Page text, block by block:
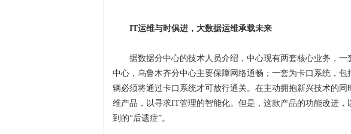
IT运维与时俱进，大数据运维承载未来
据数据分中心的技术人员介绍，中心现有两套核心业务，
中心，乌鲁木齐分中心主要保障网络通畅；一套为卡口系统，
辆必须将通过卡口系统才可放行通关。在主动拥抱新兴技术的
维产品，以寻求IT管理的智能化。但是，这款产品的功能改进
到的“后遗症”。